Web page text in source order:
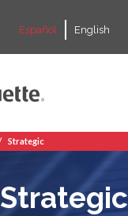
Español English
Strategic
Strategic